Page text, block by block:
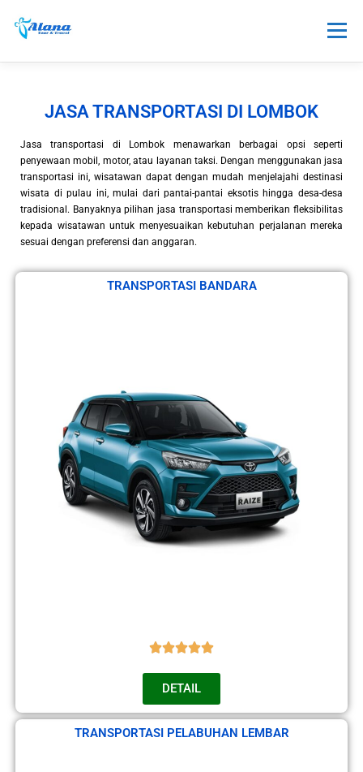
Menu
TRANSPORTASI PAKET LAINNYA INFO
JASA TRANSPORTASI DI LOMBOK
Jasa transportasi di Lombok menawarkan berbagai opsi seperti
penyewaan mobil, motor, atau layanan taksi. Dengan menggunakan jasa
transportasi ini, wisatawan dapat dengan mudah menjelajahi destinasi
wisata di pulau ini, mulai dari pantai-pantai eksotis hingga desa-desa
tradisional. Banyaknya pilihan jasa transportasi memberikan fleksibilitas
kepada wisatawan untuk menyesuaikan kebutuhan perjalanan mereka
sesuai dengan preferensi dan anggaran.
TRANSPORTASI BANDARA
DETAIL
TRANSPORTASI PELABUHAN LEMBAR